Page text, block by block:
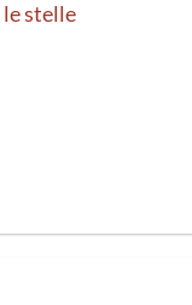
le stelle